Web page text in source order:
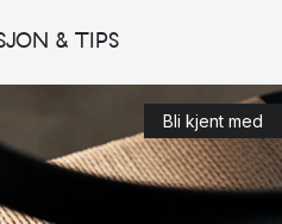
måten vil NJRD hjelpe deg
øyeblikk I hverdagen, ved
imellom – alene og med
eller I din favoritt lenestol og
& TIPS
Bli kjent med